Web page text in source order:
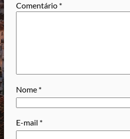
Comentário *
Nome *
E-mail *